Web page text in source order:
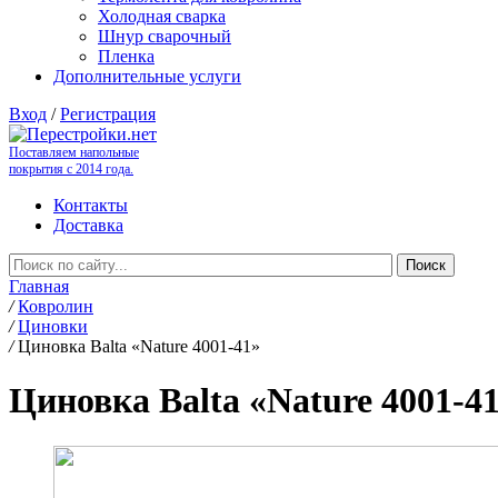
Холодная сварка
Шнур сварочный
Пленка
Дополнительные услуги
Вход /Регистрация
Поставляем напольные
покрытия с 2014 года.
Контакты
Доставка
Главная
/ Ковролин
/ Циновки
/ Циновка Balta «Nature 4001-41»
Циновка Balta «Nature 4001-